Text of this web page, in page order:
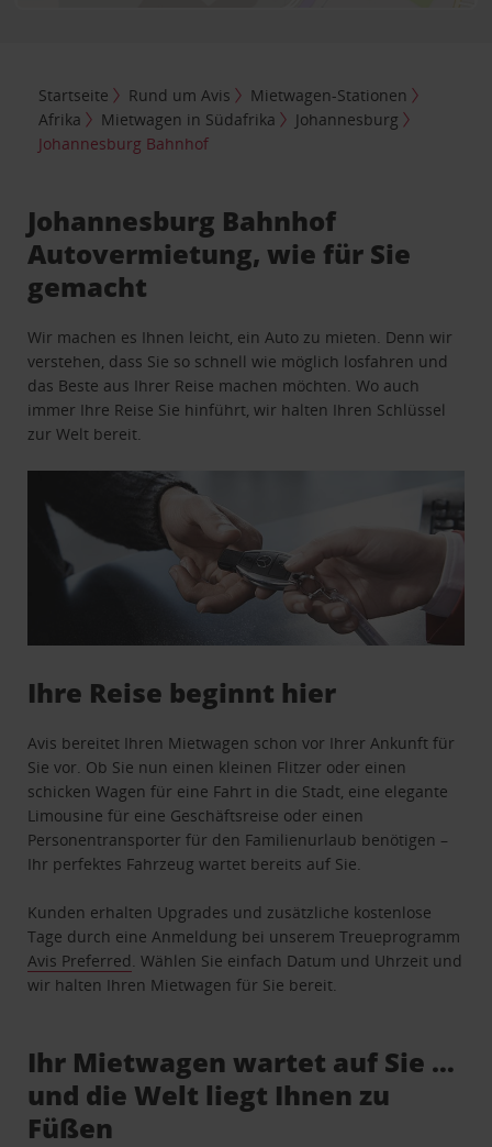
Startseite Rund um Avis
Mietwagen-Stationen
Afrika
Mietwagen in Südafrika
Johannesburg
Johannesburg Bahnhof
Johannesburg Bahnhof
Autovermietung, wie für Sie
gemacht
Wir machen es Ihnen leicht, ein Auto zu mieten. Denn wir
verstehen, dass Sie so schnell wie möglich losfahren und
das Beste aus Ihrer Reise machen möchten. Wo auch
immer Ihre Reise Sie hinführt, wir halten Ihren Schlüssel
zur Welt bereit.
Ihre Reise beginnt hier
Avis bereitet Ihren Mietwagen schon vor Ihrer Ankunft für
Sie vor. Ob Sie nun einen kleinen Flitzer oder einen
schicken Wagen für eine Fahrt in die Stadt, eine elegante
Limousine für eine Geschäftsreise oder einen
Personentransporter für den Familienurlaub benötigen –
Ihr perfektes Fahrzeug wartet bereits auf Sie.
Kunden erhalten Upgrades und zusätzliche kostenlose
Tage durch eine Anmeldung bei unserem Treueprogramm
Avis Preferred . Wählen Sie einfach Datum und Uhrzeit und
wir halten Ihren Mietwagen für Sie bereit.
Ihr Mietwagen wartet auf Sie …
und die Welt liegt Ihnen zu
Füßen